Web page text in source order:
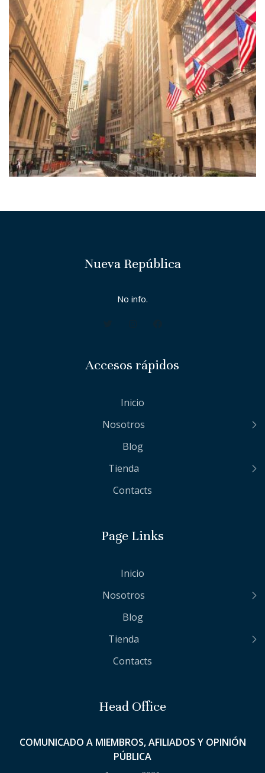
Nueva República
No info.
Accesos rápidos
Inicio
Nosotros
Blog
Tienda
Contacts
Page Links
Inicio
Nosotros
Blog
Tienda
Contacts
Head Office
COMUNICADO A MIEMBROS, AFILIADOS Y OPINIÓN
PÚBLICA